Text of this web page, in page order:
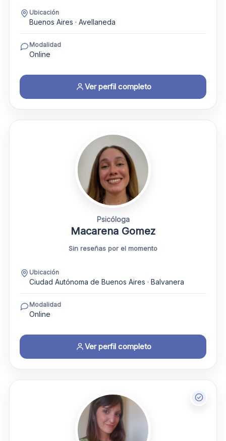
Ubicación
Buenos Aires · Avellaneda
Modalidad
Online
Ver perfil completo
Psicóloga
Macarena Gomez
Sin reseñas por el momento
Ubicación
Ciudad Autónoma de Buenos Aires · Balvanera
Modalidad
Online
Ver perfil completo